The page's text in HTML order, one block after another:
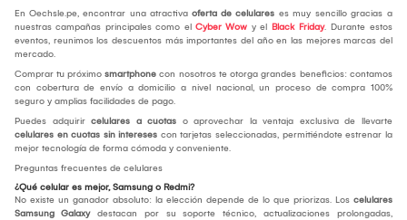
En Oechsle.pe, encontrar una atractiva oferta de celulares es muy sencillo gracias a
nuestras campañas principales como el Cyber Wow y el Black Friday. Durante estos
eventos, reunimos los descuentos más importantes del año en las mejores marcas del
mercado.
Comprar tu próximo smartphone con nosotros te otorga grandes beneficios: contamos
con cobertura de envío a domicilio a nivel nacional, un proceso de compra 100%
seguro y amplias facilidades de pago.
Puedes adquirir celulares a cuotas o aprovechar la ventaja exclusiva de llevarte
celulares en cuotas sin intereses con tarjetas seleccionadas, permitiéndote estrenar la
mejor tecnología de forma cómoda y conveniente.
Preguntas frecuentes de celulares
¿Qué celular es mejor, Samsung o Redmi?
No existe un ganador absoluto: la elección depende de lo que priorizas. Los celulares
Samsung Galaxydestacan por su soporte técnico, actualizaciones prolongadas,